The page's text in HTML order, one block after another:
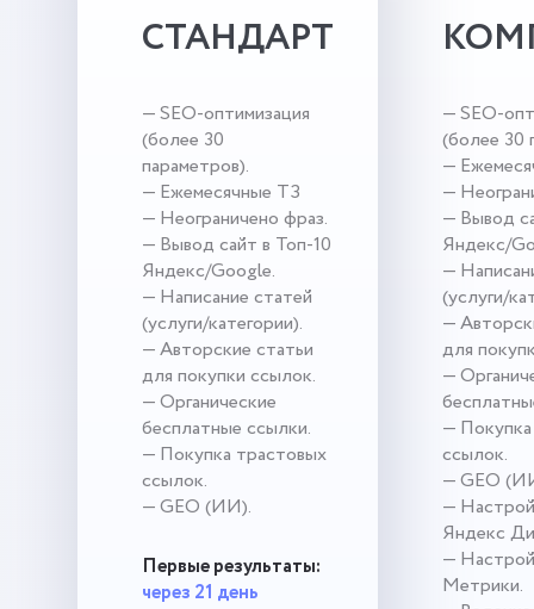
СТАНДАРТ
— SEO-оптимизация
(более 30
параметров).
— Ежемесячные ТЗ
— Неограничено фраз.
— Вывод сайт в Топ-10
Яндекс/Google.
— Написание статей
(услуги/категории).
— Авторские статьи
для покупки ссылок.
— Органические
бесплатные ссылки.
— Покупка трастовых
ссылок.
— GEO (ИИ).
Первые результаты:
через 21 день
— SEO-
(более 30
—
—
— Вывод
Яндекс/
—
(услуги/
—
для
—
—
ссылок.
— GEO
—
Яндекс
—
Метрики.